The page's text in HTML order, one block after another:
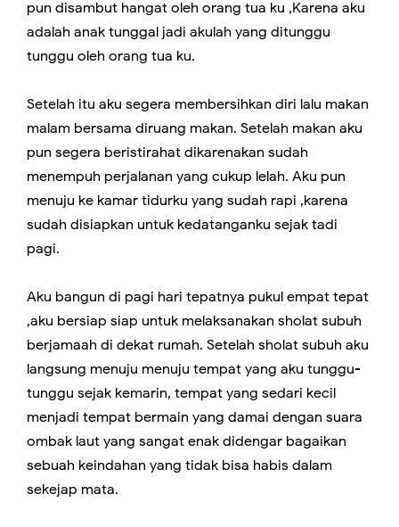
pun disambut hangat oleh orang tua ku ,Karena aku
adalah anak tunggal jadi akulah yang ditunggu
tunggu oleh orang tua ku.
Setelah itu aku segera membersihkan diri lalu makan
malam bersama diruang makan. Setelah makan aku
pun segera beristirahat dikarenakan sudah
menempuh perjalanan yang cukup lelah. Aku pun
menuju ke kamar tidurku yang sudah rapi ,karena
sudah disiapkan untuk kedatanganku sejak tadi
pagi.
Aku bangun di pagi hari tepatnya pukul empat tepat
,aku bersiap siap untuk melaksanakan sholat subuh
berjamaah di dekat rumah. Setelah sholat subuh aku
langsung menuju menuju tempat yang aku tunggu-
tunggu sejak kemarin, tempat yang sedari kecil
menjadi tempat bermain yang damai dengan suara
ombak laut yang sangat enak didengar bagaikan
sebuah keindahan yang tidak bisa habis dalam
sekejap mata.